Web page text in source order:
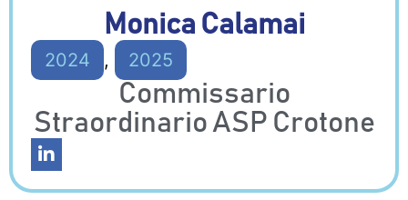
Monica Calamai
2024 , 2025
Commissario
Straordinario ASP Crotone